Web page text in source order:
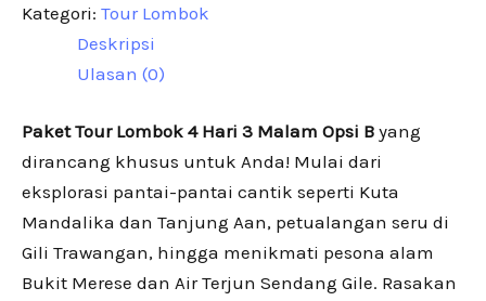
Kategori: Tour Lombok
Deskripsi
Ulasan (0)
Paket Tour Lombok 4 Hari 3 Malam Opsi B yang
dirancang khusus untuk Anda! Mulai dari
eksplorasi pantai-pantai cantik seperti Kuta
Mandalika dan Tanjung Aan, petualangan seru di
Gili Trawangan, hingga menikmati pesona alam
Bukit Merese dan Air Terjun Sendang Gile. Rasakan